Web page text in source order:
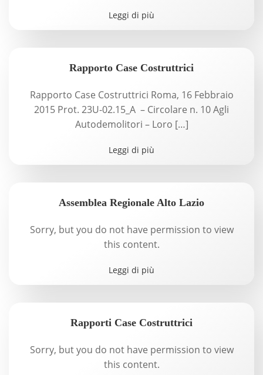
Leggi di più
Rapporto Case Costruttrici
Rapporto Case Costruttrici Roma, 16 Febbraio
2015 Prot. 23U-02.15_A – Circolare n. 10 Agli
Autodemolitori – Loro […]
Leggi di più
Assemblea Regionale Alto Lazio
Sorry, but you do not have permission to view
this content.
Leggi di più
Rapporti Case Costruttrici
Sorry, but you do not have permission to view
this content.